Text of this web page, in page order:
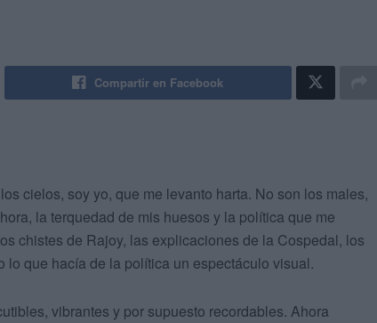
Compartir en Facebook
cielos, soy yo, que me levanto harta. No son los males,
la terquedad de mis huesos y la política que me
chistes de Rajoy, las explicaciones de la Cospedal, los
que hacía de la política un espectáculo visual.
vibrantes y por supuesto recordables. Ahora